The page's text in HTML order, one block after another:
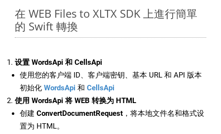
在 WEB Files to XLTX SDK 上進行簡單
的 Swift 轉換
设置 WordsApi 和 CellsApi
使用您的客户端 ID、客户端密钥、基本 URL 和 API 版本
初始化 WordsApi 和 CellsApi
使用 WordsApi 将 WEB 转换为 HTML
创建 ConvertDocumentRequest ，将本地文件名和格式设
置为 HTML。